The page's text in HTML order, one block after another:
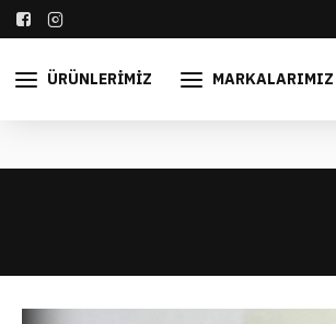
ÜRÜNLERIMIZ MARKALARIMIZ